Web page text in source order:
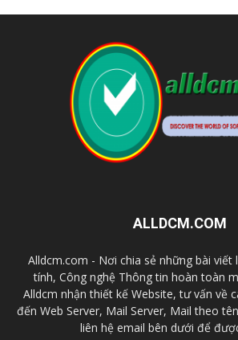
ALLDCM.COM
Alldcm.com - Nơi chia sẻ những bài viết
tính, Công nghệ Thông tin hoàn toàn
Alldcm nhận thiết kế Website, tư vấn về
đến Web Server, Mail Server, Mail theo
liên hệ email bên dưới để